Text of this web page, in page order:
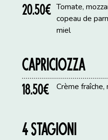
20.50€ Tomate,
copeau de
miel
CAPRICIOZZA
18.50€ Crème
4 STAGIONI